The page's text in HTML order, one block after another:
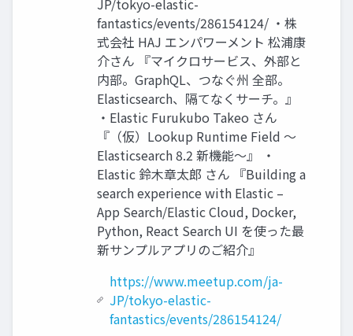
JP/tokyo-elastic-
fantastics/events/286154124/ ・株
式会社 HAJ エンパワーメント 松浦康
介さん 『マイクロサービス、外部と
内部。GraphQL、つなぐ州 全部。
Elasticsearch、隔てなくサーチ。』
・Elastic Furukubo Takeo さん
『（仮）Lookup Runtime Field 〜
Elasticsearch 8.2 新機能〜』 ・
Elastic 鈴⽊章太郎 さん 『Building a
search experience with Elastic –
App Search/Elastic Cloud, Docker,
Python, React Search UI を使った最
新サンプルアプリのご紹介』
https://www.meetup.com/ja-
JP/tokyo-elastic-
fantastics/events/286154124/